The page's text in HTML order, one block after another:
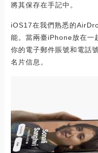
將其保存在手記中。
iOS17在我們熟悉的
能。當兩臺iPhone放在一
你的電子郵件賬號和電話
名片信息。